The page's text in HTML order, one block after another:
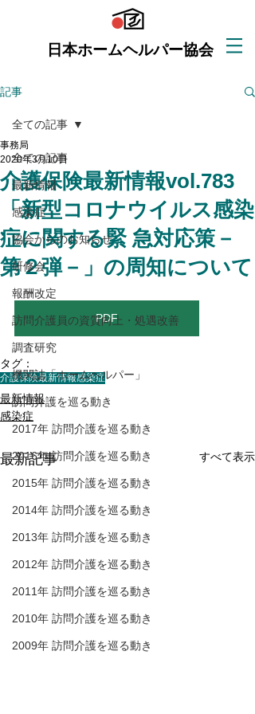
日本ホームヘルパー協会
記事
全ての記事
最新情報
感染症
協会からのお知らせ
研修会
報酬改定
訪問介護員の資質向上・処遇改善
調査研究
機関誌「ホームヘルパー」
訪問介護を巡る動き
2017年 訪問介護を巡る動き
2016年 訪問介護を巡る動き
2015年 訪問介護を巡る動き
2014年 訪問介護を巡る動き
2013年 訪問介護を巡る動き
2012年 訪問介護を巡る動き
2011年 訪問介護を巡る動き
2010年 訪問介護を巡る動き
2009年 訪問介護を巡る動き
全ての記事
介護保険最新情報vol.783
「新型コロナウイルス感染
症に関する緊 急対応策－
第２弾－」の周知について
事務局
2020年3月10日
PDF
タグ：
介護保険最新情報感染症
最新情報
感染症
最新記事 すべて表示